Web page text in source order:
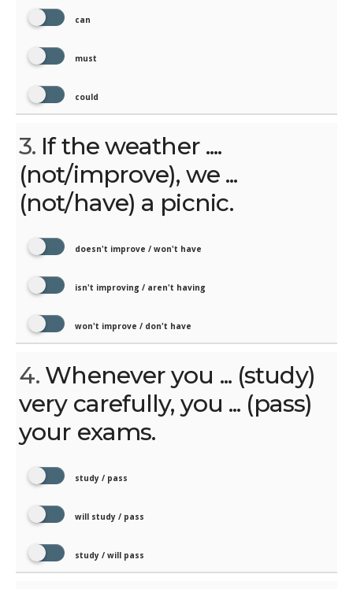
can
must
could
3. If the weather ....
(not/improve), we ...
(not/have) a picnic.
doesn't improve / won't have
isn't improving / aren't having
won't improve / don't have
4. Whenever you ... (study)
very carefully, you ... (pass)
your exams.
study / pass
will study / pass
study / will pass